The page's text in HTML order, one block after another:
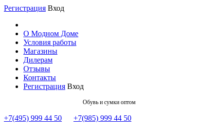
Регистрация Вход
О Модном Доме
Условия работы
Магазины
Дилерам
Отзывы
Контакты
Регистрация Вход
Обувь и сумки оптом
+7(495) 999 44 50 +7(985) 999 44 50